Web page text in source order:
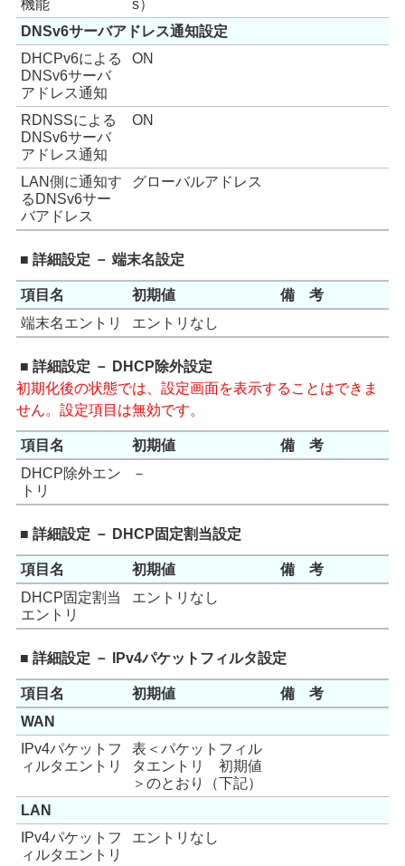
機能
s）
DNSv6サーバアドレス通知設定
DHCPv6による
DNSv6サーバ
アドレス通知
ON
RDNSSによる
DNSv6サーバ
アドレス通知
ON
LAN側に通知す
るDNSv6サー
バアドレス
グローバルアドレス
■ 詳細設定 － 端末名設定
項目名 初期値
備 考
端末名エントリ
エントリなし
■ 詳細設定 － DHCP除外設定
初期化後の状態では、設定画面を表示することはできま
せん。設定項目は無効です。
項目名 初期値
備 考
DHCP除外エン
トリ
－
■ 詳細設定 － DHCP固定割当設定
項目名 初期値
備 考
DHCP固定割当
エントリ
エントリなし
■ 詳細設定 － IPv4パケットフィルタ設定
項目名 初期値
備 考
WAN
IPv4パケットフ
ィルタエントリ
表＜パケットフィル
タエントリ 初期値
＞のとおり（下記）
LAN
IPv4パケットフ
ィルタエントリ
エントリなし